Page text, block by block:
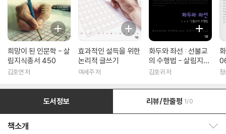
희망이 된 인문학 - 살
림지식총서 450
김호연 저
효과적인 설득을 위한
논리적 글쓰기
여세주 저
화두와 좌선 : 선불교
의 수행법 - 살림지식
총서 316
김호귀 저
도서정보 리뷰/한줄평 1/0
책소개